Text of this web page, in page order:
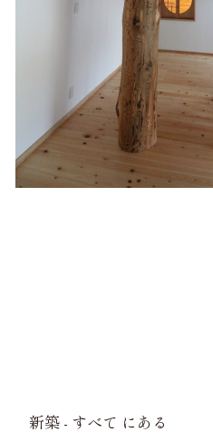
新築 - すべて にある